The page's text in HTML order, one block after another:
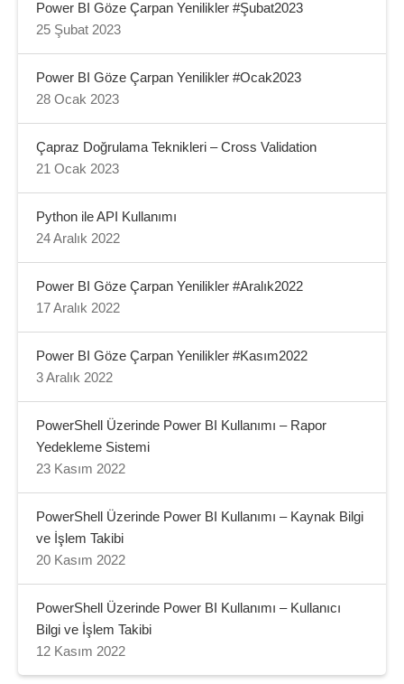
Power BI Göze Çarpan Yenilikler #Şubat2023
25 Şubat 2023
Power BI Göze Çarpan Yenilikler #Ocak2023
28 Ocak 2023
Çapraz Doğrulama Teknikleri – Cross Validation
21 Ocak 2023
Python ile API Kullanımı
24 Aralık 2022
Power BI Göze Çarpan Yenilikler #Aralık2022
17 Aralık 2022
Power BI Göze Çarpan Yenilikler #Kasım2022
3 Aralık 2022
PowerShell Üzerinde Power BI Kullanımı – Rapor
Yedekleme Sistemi
23 Kasım 2022
PowerShell Üzerinde Power BI Kullanımı – Kaynak Bilgi
ve İşlem Takibi
20 Kasım 2022
PowerShell Üzerinde Power BI Kullanımı – Kullanıcı
Bilgi ve İşlem Takibi
12 Kasım 2022